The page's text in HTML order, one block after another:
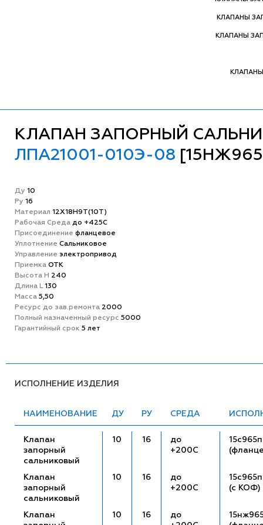
КЛАПАНЫ
КЛАПАНЫ
КЛАПАН ЗАПОРНЫЙ
ЛПА21001-010Э-08
Ду 10
Ру 16
Матeриал 12Х18Н9Т(10Т)
Рабочая Среда до +425С
Присоединение фланцевое
Уплотнение Сальниковое
Управление электропривод
Приемка ОТК
Высота H 240
Длина L130
Масса 5,50
Ресурс до зав.ремонта 2000
Полный назначенный ресурс 5000
Гарантийный срок 5 лет
ИСПОЛНЕНИЕ ИЗДЕЛИЯ
НАИМЕНОВАНИЕ ДУ РУ СРЕДА
Клапан
запорный
сальниковый
10 16
до
+200С
15с965п
Клапан
запорный
сальниковый
10 16
до
+200С
(с КОФ)
Клапан
10 16
до